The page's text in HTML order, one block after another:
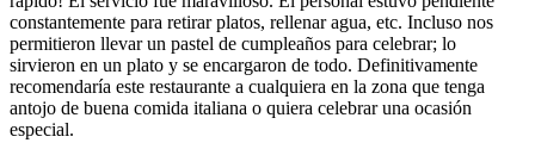
constantemente para retirar platos, rellenar agua, etc. Incluso nos
permitieron llevar un pastel de cumpleaños para celebrar; lo
sirvieron en un plato y se encargaron de todo. Definitivamente
recomendaría este restaurante a cualquiera en la zona que tenga
antojo de buena comida italiana o quiera celebrar una ocasión
especial.